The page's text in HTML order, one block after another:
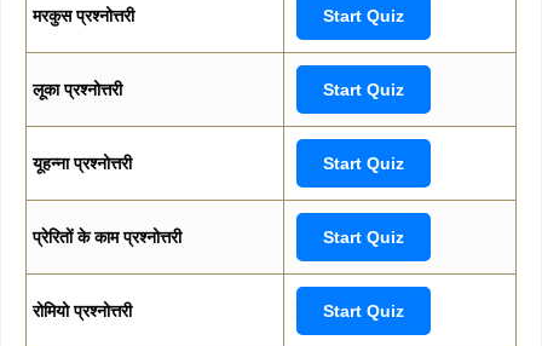
मरकुस प्रश्नोत्तरी Start Quiz
लूका प्रश्नोत्तरी Start Quiz
यूहन्ना प्रश्नोत्तरी Start Quiz
प्रेरितों के काम प्रश्नोत्तरी Start Quiz
रोमियो प्रश्नोत्तरी Start Quiz